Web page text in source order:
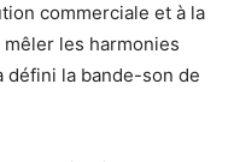
commerciale et à la
mêler les harmonies
défini la bande-son de